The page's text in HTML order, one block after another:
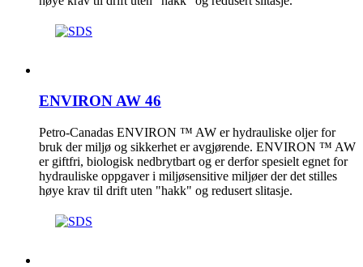
ENVIRON AW 46
Petro-Canadas ENVIRON ™ AW er hydrauliske oljer for
bruk der miljø og sikkerhet er avgjørende. ENVIRON ™ AW
er giftfri, biologisk nedbrytbart og er derfor spesielt egnet for
hydrauliske oppgaver i miljøsensitive miljøer der det stilles
høye krav til drift uten "hakk" og redusert slitasje.